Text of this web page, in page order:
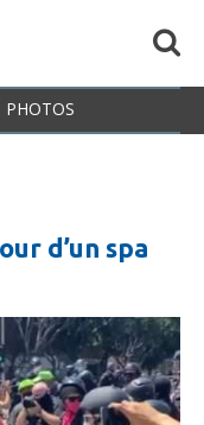
PHOTOS
d’un spa